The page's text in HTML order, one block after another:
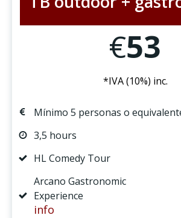
€53
*IVA (10%) inc.
Mínimo 5 personas o
3,5 hours
HL Comedy Tour
Arcano Gastronomic
Experience
info